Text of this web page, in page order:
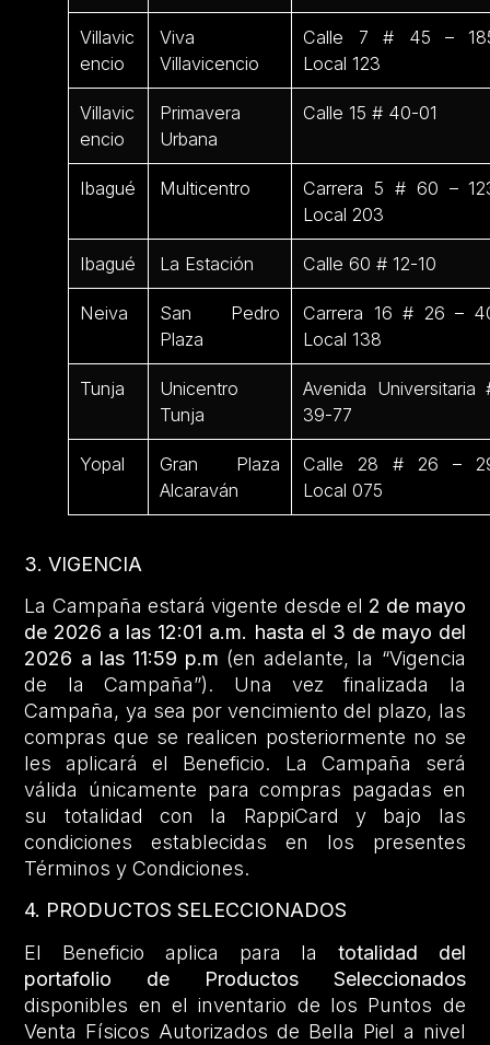
Villavic
encio
Viva
Villavicencio
Calle 7 # 45 –
Local 123
Villavic
encio
Primavera
Urbana
Calle 15 # 40-01
Ibagué Multicentro
Carrera 5 # 60 –
Local 203
Ibagué La Estación Calle 60 # 12-10
Neiva
San Pedro
Plaza
Carrera 16 # 26 –
Local 138
Tunja
Unicentro
Tunja
Avenida Universitaria
39-77
Yopal
Gran Plaza
Alcaraván
Calle 28 # 26 –
Local 075
3. VIGENCIA
La Campaña estará vigente desde el 2 de mayo
de 2026 a las 12:01 a.m. hasta el 3 de mayo del
2026 a las 11:59 p.m (en adelante, la “Vigencia
de la Campaña”). Una vez finalizada la
Campaña, ya sea por vencimiento del plazo, las
compras que se realicen posteriormente no se
les aplicará el Beneficio. La Campaña será
válida únicamente para compras pagadas en
su totalidad con la RappiCard y bajo las
condiciones establecidas en los presentes
Términos y Condiciones.
4. PRODUCTOS SELECCIONADOS
El Beneficio aplica para la totalidad del
portafolio de Productos Seleccionados
disponibles en el inventario de los Puntos de
Venta Físicos Autorizados de Bella Piel a nivel